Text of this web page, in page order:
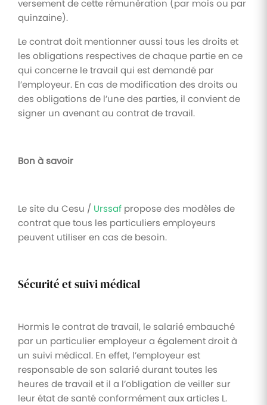
versement de cette rémunération (par mois ou par
quinzaine).
Le contrat doit mentionner aussi tous les droits et
les obligations respectives de chaque partie en ce
qui concerne le travail qui est demandé par
l’employeur. En cas de modification des droits ou
des obligations de l’une des parties, il convient de
signer un avenant au contrat de travail.
Bon à savoir
Le site du Cesu / Urssaf propose des modèles de
contrat que tous les particuliers employeurs
peuvent utiliser en cas de besoin.
Sécurité et suivi médical
Hormis le contrat de travail, le salarié embauché
par un particulier employeur a également droit à
un suivi médical. En effet, l’employeur est
responsable de son salarié durant toutes les
heures de travail et il a l’obligation de veiller sur
leur état de santé conformément aux articles L.